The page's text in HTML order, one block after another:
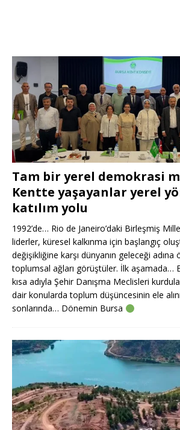
Tam bir yerel demokrasi
Kentte yaşayanlar yerel
katılım yolu
1992’de… Rio de Janeiro’daki Birleşmiş
liderler, küresel kalkınma için başlangıç
değişikliğine karşı dünyanın geleceği
toplumsal ağları görüştüler. İlk aşamada…
kısa adıyla Şehir Danışma Meclisleri
dair konularda toplum düşüncesinin ele
sonlarında… Dönemin Bursa